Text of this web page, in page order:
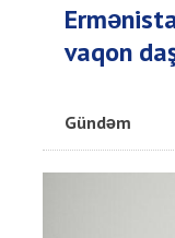
vaqon
Gündəm